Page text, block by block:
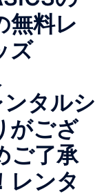
無料レ
ズ
タルシ
がござ
ご了承
レンタ